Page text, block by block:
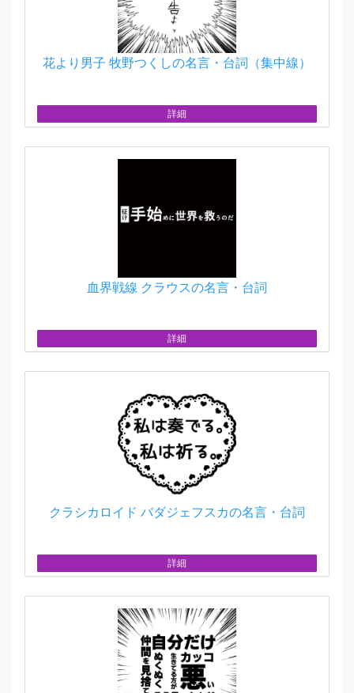
花より男子 牧野つくしの名言・台詞（集中線）
詳細
血界戦線 クラウスの名言・台詞
詳細
クラシカロイド バダジェフスカの名言・台詞
詳細